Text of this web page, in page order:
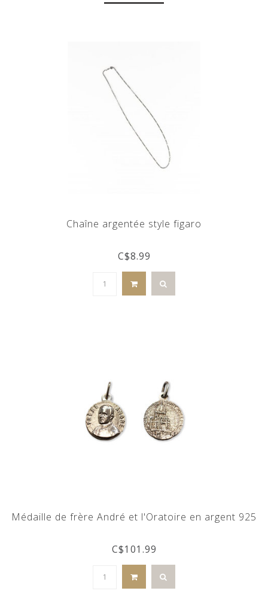
Chaîne argentée style figaro
C$8.99
Médaille de frère André et l'Oratoire en argent 925
C$101.99